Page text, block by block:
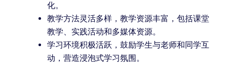
化。
教学方法灵活多样，教学资源丰富，包括课堂
教学、实践活动和多媒体资源。
学习环境积极活跃，鼓励学生与老师和同学互
动，营造浸泡式学习氛围。